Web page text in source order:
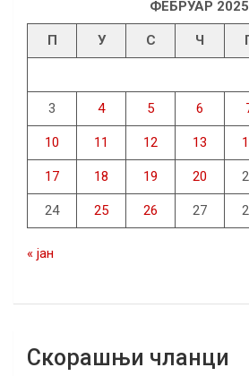
ФЕБРУАР
П У С Ч
3 4 5 6
10 11 12 13
17 18 19 20
24 25 26 27
« јан
Скорашњи чланци